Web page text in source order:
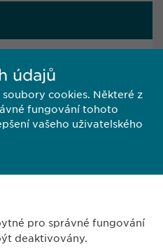
údajů
cookies. Některé z
fungování tohoto
vašeho uživatelského
pro správné fungování
deaktivovány.